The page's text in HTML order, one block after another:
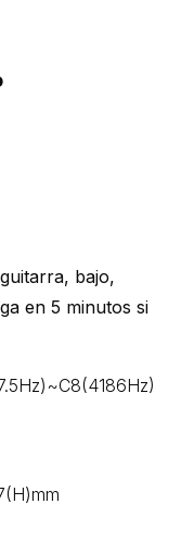
bajo,
en 5 minutos si